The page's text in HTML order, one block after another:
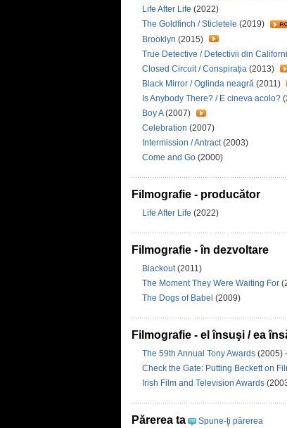
Life After Life (2022)
The Goldfinch / Sticletele (2019)
Brooklyn (2015)
True Detective / Detectivii din
Closed Circuit / Conspirația (2013)
Black Mirror / Oglinda neagră (2011)
Is Anybody There? / E cineva acolo?
Boy A(2007)
Celebration (2007)
Intermission / Antract(2003)
Come and Go (2000)
Filmografie - producător
Life After Life (2022)
Filmografie - în dezvoltare
Blackout(2011)
The Moment They Were Waiting For
The Dogs of Babel (2009)
Filmografie - el însuşi / ea
The 59th Annual Tony Awards (2005)
Check the Gate: Putting Beckett on
Irish Film and Television Awards
Părerea ta Spune-ţi părerea